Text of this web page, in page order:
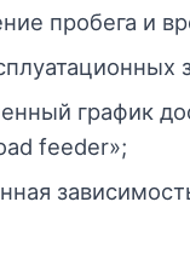
пробега и
график
feeder»;